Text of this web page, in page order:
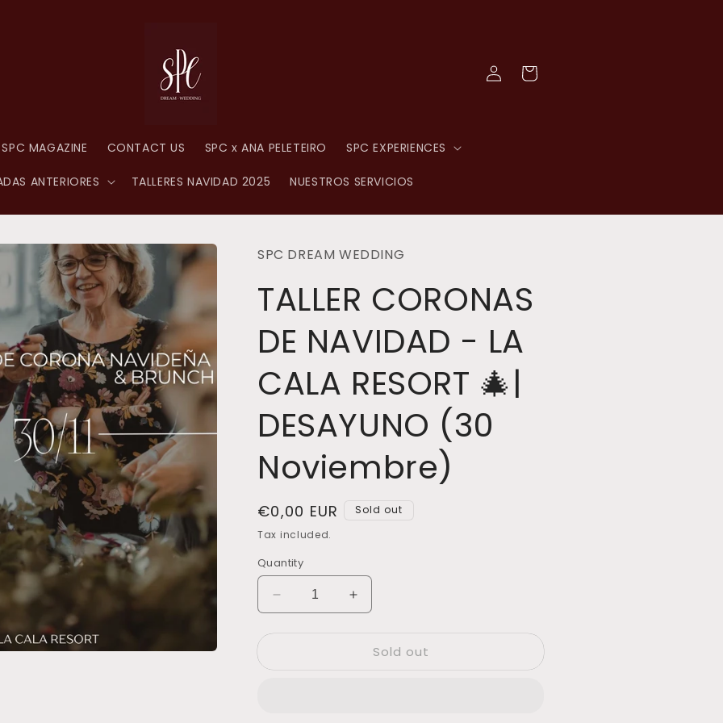
SPC MAGAZINE CONTACT US SPC x ANA PELETEIRO SPC EXPERIENCES
ANTERIORES TALLERES NAVIDAD 2025 NUESTROS SERVICIOS
Log
in
Cart
SPC DREAM WEDDING
TALLER CORONAS
DE NAVIDAD - LA
CALA RESORT 🎄|
DESAYUNO (30
Noviembre)
Regular
price
€0,00 EUR
Sold out
Tax included.
Quantity
Decrease
quantity
Increase
quantity
TALLER
Sold out